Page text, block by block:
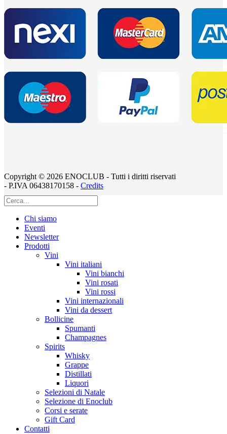
Copyright © 2026 ENOCLUB - Tutti i diritti riservati
- P.IVA 06438170158 - Credits
Chi siamo
Eventi
Newsletter
Prodotti
Vini
Vini italiani
Vini bianchi
Vini rosati
Vini rossi
Vini internazionali
Vini da dessert
Bollicine
Spumanti
Champagnes
Spirits
Whisky
Grappe
Distillati
Liquori
Selezioni di Natale
Selezione di Enoclub
Corsi e serate
Gift Card
Contatti